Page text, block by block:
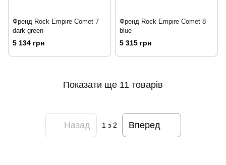
Френд Rock Empire Comet 7
dark green
5 134 грн
Френд Rock Empire Comet 8
blue
5 315 грн
Показати ще 11 товарів
Назад 1з 2 Вперед